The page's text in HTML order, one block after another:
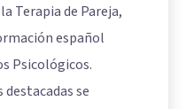
Terapia de Pareja,
español
Psicológicos.
se